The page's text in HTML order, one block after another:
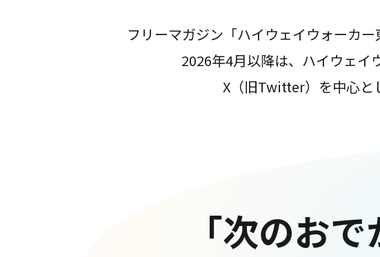
フリーマガジン「ハイウェイウォーカ
2026年4月以降は、ハイウェイ
X（旧Twitter）を中心と
「次のお